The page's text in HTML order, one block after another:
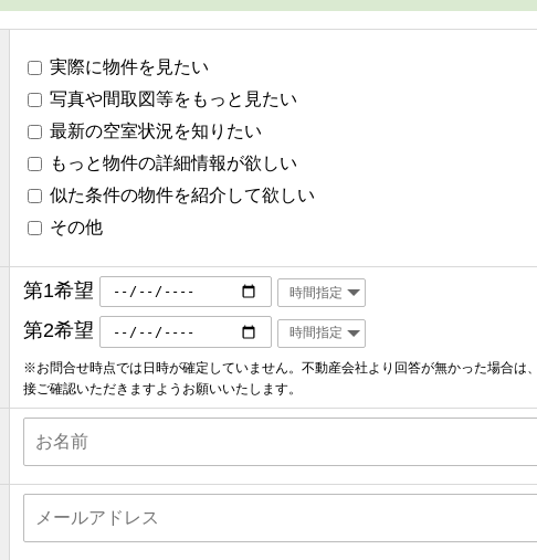
実際に物件を見たい
写真や間取図等をもっと見たい
最新の空室状況を知りたい
もっと物件の詳細情報が欲しい
似た条件の物件を紹介して欲しい
その他
第1希望
第2希望
※お問合せ時点では日時が確定していません。不動産会社より回答が無かった場合は
接ご確認いただきますようお願いいたします。